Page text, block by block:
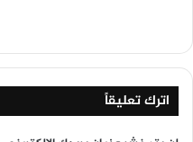
اترك تعليقاً